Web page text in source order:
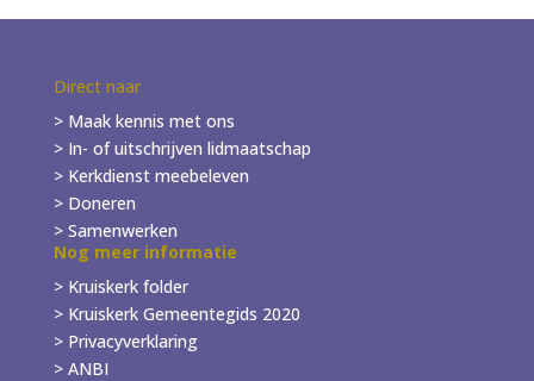
Direct naar
> Maak kennis met ons
> In- ofuitschrijven lidmaatschap
> Kerkdienst meebeleven
> Doneren
> Samenwerken
Nog meer informatie
> Kruiskerk folder
>Kruiskerk Gemeentegids 2020
> Privacyverklaring
> ANBI